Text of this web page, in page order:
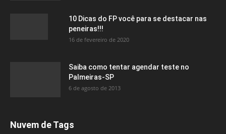
10 Dicas do FP você para se destacar nas
peneiras!!!
16 de fevereiro de 2020
Saiba como tentar agendar teste no
Palmeiras-SP
6 de agosto de 2013
Nuvem de Tags